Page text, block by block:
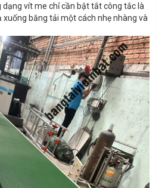
dạng vít me chỉ cần bật tắt công tắc là
xuống băng tải một cách nhẹ nhàng và